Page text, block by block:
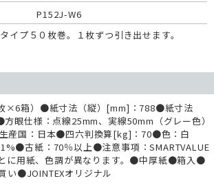
P152J-W6
イプ５０枚巻。１枚ずつ引き出せます。
×6箱）●紙寸法（縦）[mm]：788●紙寸法
眼仕様：点線25mm、実線50mm（グレー色）
産国：日本●四六判換算[kg]：70●色：白
古紙：70％以上●注意事項：SMARTVALUE
に用紙、色調が異なります。●中厚紙●箱入●
い●JOINTEXオリジナル